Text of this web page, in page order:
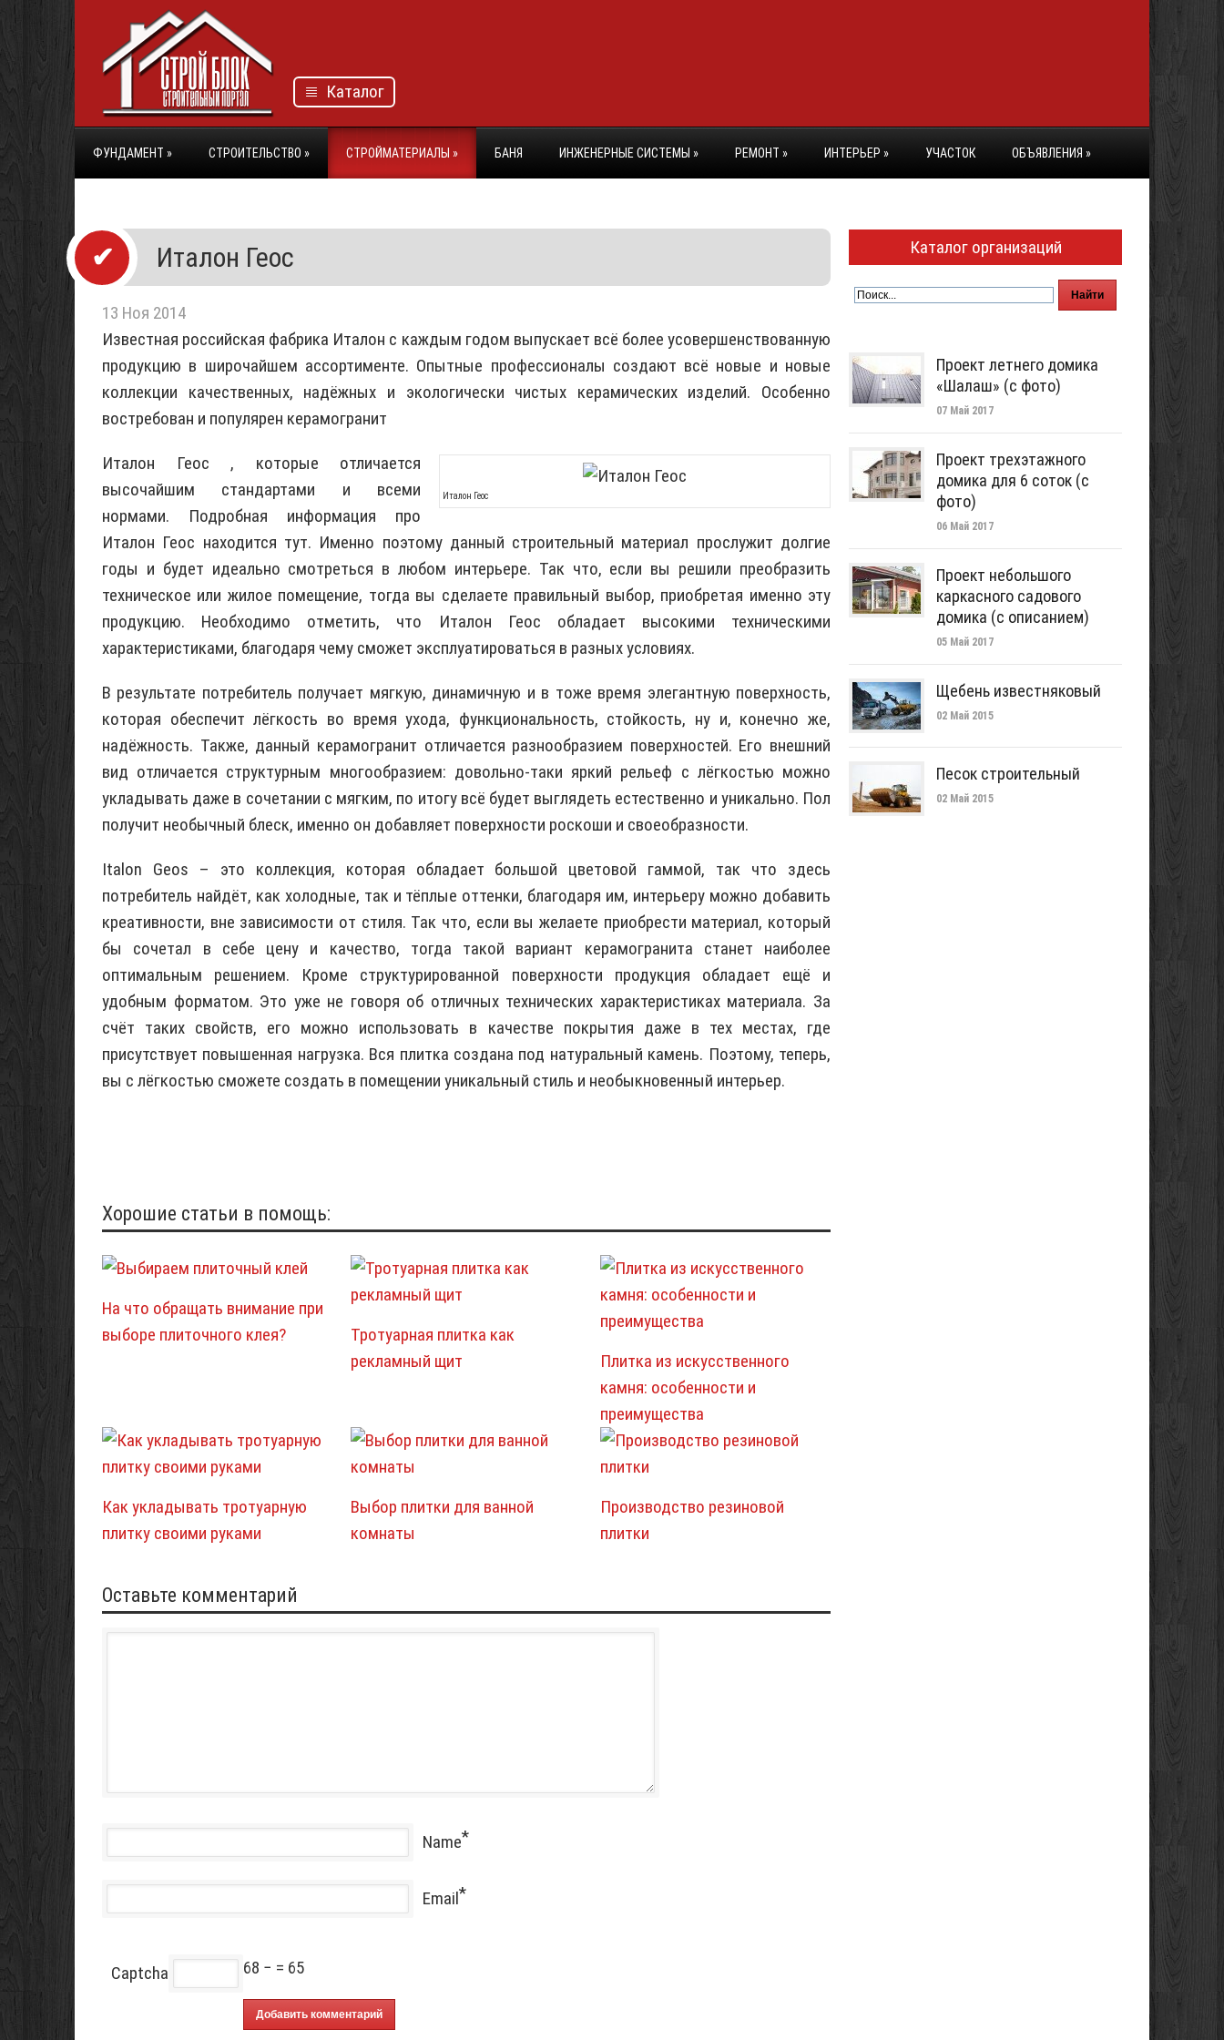
Каталог
ФУНДАМЕНТ » СТРОИТЕЛЬСТВО » СТРОЙМАТЕРИАЛЫ » БАНЯ ИНЖЕНЕРНЫЕ СИСТЕМЫ » РЕМОНТ » ИНТЕРЬЕР » УЧАСТОК ОБЪЯВЛЕНИЯ »
Италон Геос
13 Ноя 2014
Известная российская фабрика Италон с каждым годом выпускает всё более усовершенствованную
продукцию в широчайшем ассортименте. Опытные профессионалы создают всё новые и новые
коллекции качественных, надёжных и экологически чистых керамических изделий. Особенно
востребован и популярен керамогранит
Италон Геос
Италон Геос , которые отличается
высочайшим стандартами и всеми
нормами. Подробная информация про
Италон Геос находится тут. Именно поэтому данный строительный материал прослужит долгие
годы и будет идеально смотреться в любом интерьере. Так что, если вы решили преобразить
техническое или жилое помещение, тогда вы сделаете правильный выбор, приобретая именно эту
продукцию. Необходимо отметить, что Италон Геос обладает высокими техническими
характеристиками, благодаря чему сможет эксплуатироваться в разных условиях.
В результате потребитель получает мягкую, динамичную и в тоже время элегантную поверхность,
которая обеспечит лёгкость во время ухода, функциональность, стойкость, ну и, конечно же,
надёжность. Также, данный керамогранит отличается разнообразием поверхностей. Его внешний
вид отличается структурным многообразием: довольно-таки яркий рельеф с лёгкостью можно
укладывать даже в сочетании с мягким, по итогу всё будет выглядеть естественно и уникально. Пол
получит необычный блеск, именно он добавляет поверхности роскоши и своеобразности.
Italon Geos – это коллекция, которая обладает большой цветовой гаммой, так что здесь
потребитель найдёт, как холодные, так и тёплые оттенки, благодаря им, интерьеру можно добавить
креативности, вне зависимости от стиля. Так что, если вы желаете приобрести материал, который
бы сочетал в себе цену и качество, тогда такой вариант керамогранита станет наиболее
оптимальным решением. Кроме структурированной поверхности продукция обладает ещё и
удобным форматом. Это уже не говоря об отличных технических характеристиках материала. За
счёт таких свойств, его можно использовать в качестве покрытия даже в тех местах, где
присутствует повышенная нагрузка. Вся плитка создана под натуральный камень. Поэтому, теперь,
вы с лёгкостью сможете создать в помещении уникальный стиль и необыкновенный интерьер.
Хорошие статьи в помощь:
На что обращать внимание при
выборе плиточного клея?
Тротуарная плитка как
рекламный щит
Плитка из искусственного
камня: особенности и
преимущества
Как укладывать тротуарную
плитку своими руками
Выбор плитки для ванной
комнаты
Производство резиновой
плитки
Оставьте комментарий
Name*
Email*
Captcha 68 − = 65
Каталог организаций
Проект летнего домика
«Шалаш» (с фото)
07 Май 2017
Проект трехэтажного
домика для 6 соток (с
фото)
06 Май 2017
Проект небольшого
каркасного садового
домика (с описанием)
05 Май 2017
Щебень известняковый
02 Май 2015
Песок строительный
02 Май 2015